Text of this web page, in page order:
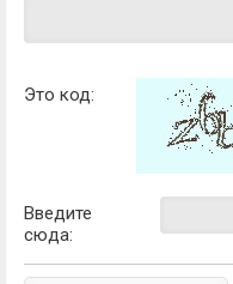
Это код:
Введите
сюда: